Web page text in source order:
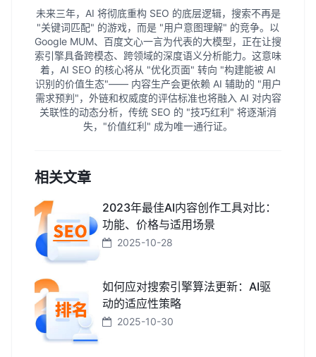
未来三年，AI 将彻底重构 SEO 的底层逻辑，搜索不再是
"关键词匹配" 的游戏，而是 "用户意图理解" 的竞争。以
Google MUM、百度文心一言为代表的大模型，正在让搜
索引擎具备跨模态、跨领域的深度语义分析能力。这意味
着，AI SEO 的核心将从 "优化页面" 转向 "构建能被 AI
识别的价值生态"—— 内容生产会更依赖 AI 辅助的 "用户
需求预判"，外链和权威度的评估标准也将融入 AI 对内容
关联性的动态分析，传统 SEO 的 "技巧红利" 将逐渐消
失，"价值红利" 成为唯一通行证。
相关文章
2023年最佳AI内容创作工具对比：
功能、价格与适用场景
2025-10-28
如何应对搜索引擎算法更新：AI驱
动的适应性策略
2025-10-30